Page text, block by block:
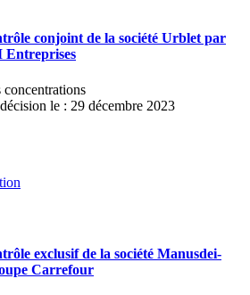
conjoint de la société Urblet par
Entreprises
le : 29 décembre 2023
exclusif de la société Manusdei-
Carrefour